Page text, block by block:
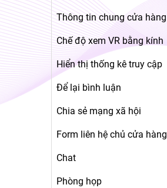
Thông tin chung cửa hàng
Chế độ xem VR bằng kính
Hiển thị thống kê truy cập
Để lại bình luận
Chia sẻ mạng xã hội
Form liên hệ chủ cửa hàng
Chat
Phòng họp